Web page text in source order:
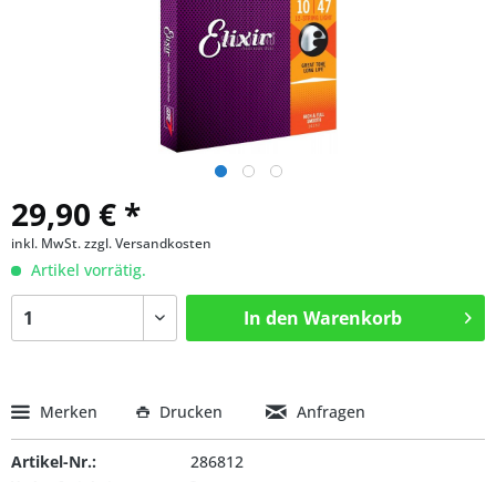
29,90 € *
inkl. MwSt.zzgl. Versandkosten
Artikel vorrätig.
In den Warenkorb
Merken Drucken Anfragen
Artikel-Nr.: 286812